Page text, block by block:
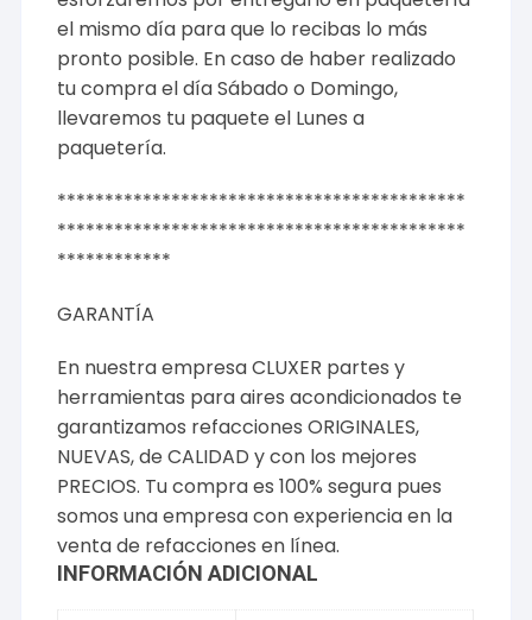
el mismo día para que lo recibas lo más
pronto posible. En caso de haber realizado
tu compra el día Sábado o Domingo,
llevaremos tu paquete el Lunes a
paquetería.
*******************************************
*******************************************
************
GARANTÍA
En nuestra empresa CLUXER partes y
herramientas para aires acondicionados te
garantizamos refacciones ORIGINALES,
NUEVAS, de CALIDAD y con los mejores
PRECIOS. Tu compra es 100% segura pues
somos una empresa con experiencia en la
venta de refacciones en línea.
INFORMACIÓN ADICIONAL